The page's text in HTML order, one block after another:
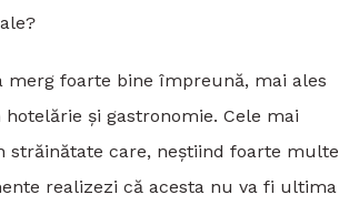
foarte bine împreună, mai ales
și gastronomie. Cele mai
care, neștiind foarte multe
realizezi că acesta nu va fi ultima